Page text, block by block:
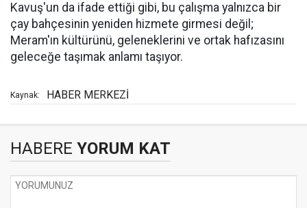
Kavuş'un da ifade ettiği gibi, bu çalışma yalnızca bir
çay bahçesinin yeniden hizmete girmesi değil;
Meram'ın kültürünü, geleneklerini ve ortak hafızasını
geleceğe taşımak anlamı taşıyor.
Kaynak: HABER MERKEZİ
HABERE YORUM KAT